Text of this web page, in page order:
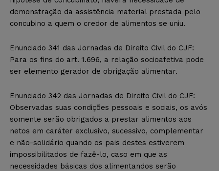
demonstração da assistência material prestada pelo
concubino a quem o credor de alimentos se uniu.
Enunciado 341 das Jornadas de Direito Civil do CJF:
Para os fins do art. 1.696, a relação socioafetiva pode
ser elemento gerador de obrigação alimentar.
Enunciado 342 das Jornadas de Direito Civil do CJF:
Observadas suas condições pessoais e sociais, os avós
somente serão obrigados a prestar alimentos aos
netos em caráter exclusivo, sucessivo, complementar
e não-solidário quando os pais destes estiverem
impossibilitados de fazê-lo, caso em que as
necessidades básicas dos alimentandos serão